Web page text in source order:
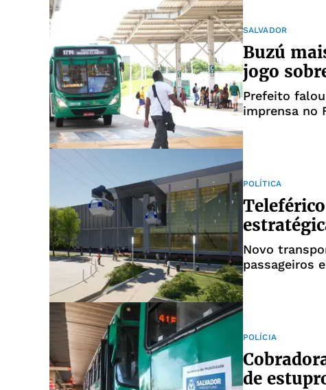
SALVADOR
Buzú
jogo
Prefeito
imprensa no
POLÍTICA
Novo
passageiros
POLÍCIA
de